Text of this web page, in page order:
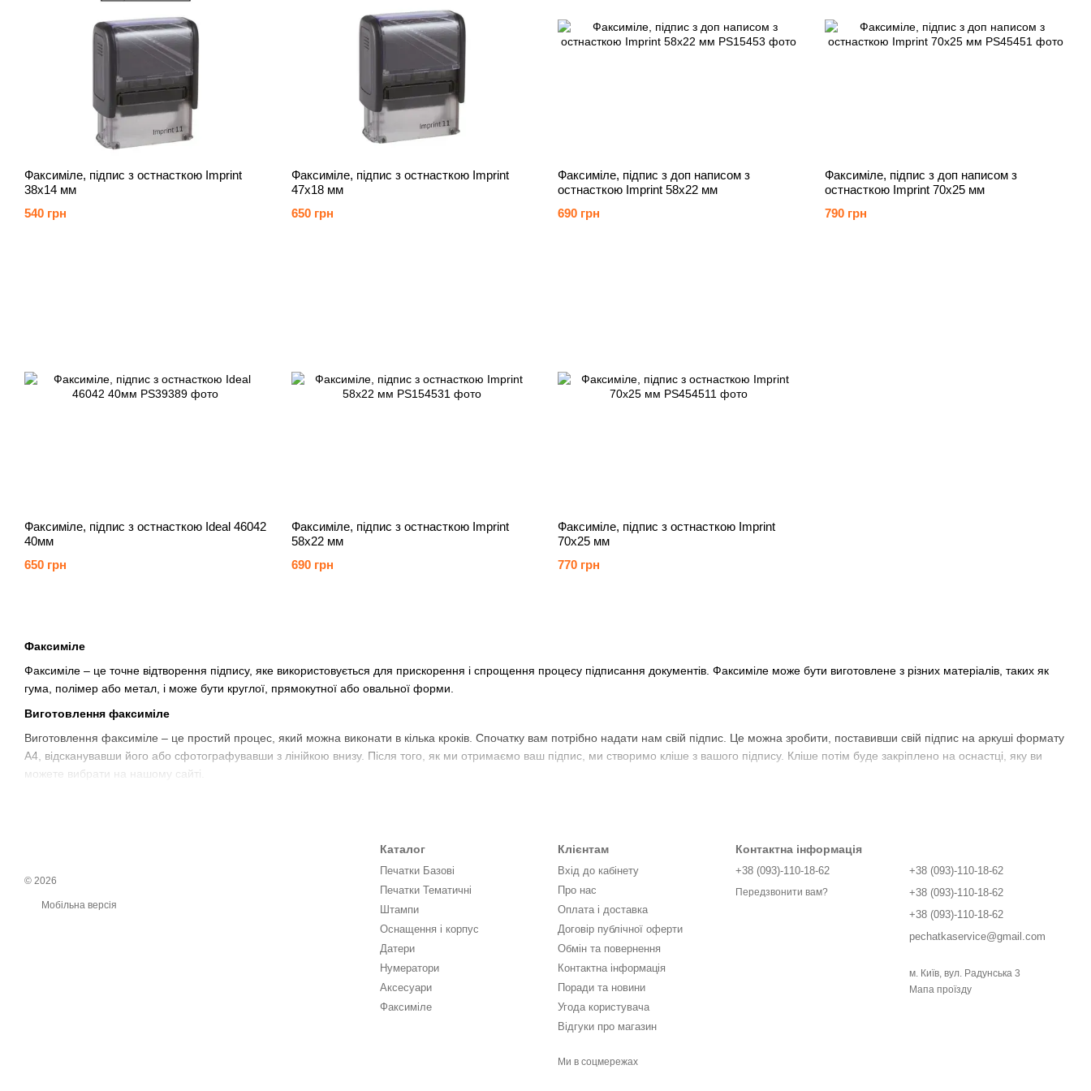
Факсиміле
Факсиміле – це точне відтворення підпису, яке використовується для прискорення і спрощення процесу підписання документів. Факсиміле може бути виготовлене з різних матеріалів, таких як
гума, полімер або метал, і може бути круглої, прямокутної або овальної форми.
Виготовлення факсиміле
Виготовлення факсиміле – це простий процес, який можна виконати в кілька кроків. Спочатку вам потрібно надати нам свій підпис. Це можна зробити, поставивши свій підпис на аркуші формату
А4, відсканувавши його або сфотографувавши з лінійкою внизу. Після того, як ми отримаємо ваш підпис, ми створимо кліше з вашого підпису. Кліше потім буде закріплено на оснастці, яку ви
можете вибрати на нашому сайті.
Ми пропонуємо виготовлення факсиміле в Києві. Ви можете замовити факсиміле на нашому сайті або зателефонувавши нам за номером телефону, який вказаний на нашому сайті.
Факсиміле, підпис з остнасткою Imprint
38х14 мм
540 грн
Факсиміле, підпис з остнасткою Imprint
47х18 мм
650 грн
Факсиміле, підпис з доп написом з
остнасткою Imprint 58х22 мм
690 грн
Факсиміле, підпис з доп написом з
остнасткою Imprint 70х25 мм
790 грн
Факсиміле, підпис з остнасткою Ideal 46042
40мм
650 грн
Факсиміле, підпис з остнасткою Imprint
58х22 мм
690 грн
Факсиміле, підпис з остнасткою Imprint
70х25 мм
770 грн
© 2026
Мобільна версія
Каталог
Печатки Базові
Печатки Тематичні
Штампи
Оснащення і корпус
Датери
Нумератори
Аксесуари
Факсиміле
Клієнтам
Вхід до кабінету
Про нас
Оплата і доставка
Договір публічної оферти
Обмін та повернення
Контактна інформація
Поради та новини
Угода користувача
Відгуки про магазин
Ми в соцмережах
Контактна інформація
+38 (093)-110-18-62
Передзвонити вам?
+38 (093)-110-18-62
+38 (093)-110-18-62
+38 (093)-110-18-62
pechatkaservice@gmail.com
м. Київ, вул. Радунська 3
Мапа проїзду